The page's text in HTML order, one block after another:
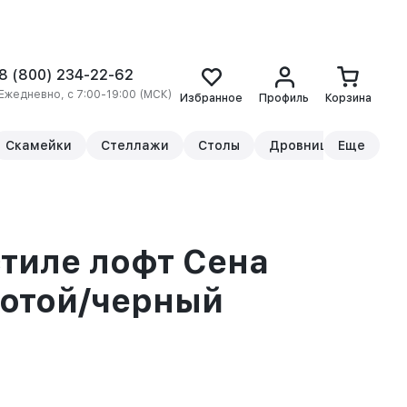
(800) 234-22-62
с 7:00-19:00 (МСК) Избранное Профиль Корзина
Скамейки Стеллажи Столы Дровницы Еще
лофт Сена
черный